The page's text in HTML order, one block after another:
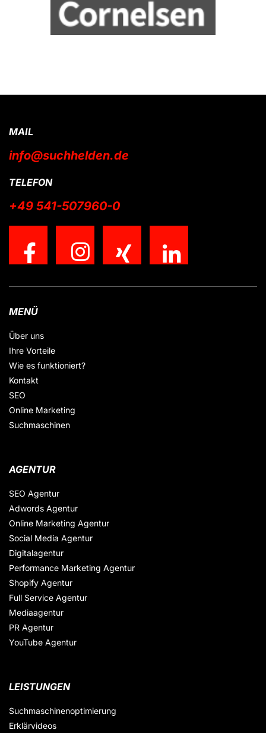
MAIL
info@suchhelden.de
TELEFON
+49 541-507960-0
MENÜ
Über uns
Ihre Vorteile
Wie es funktioniert?
Kontakt
SEO
Online Marketing
Suchmaschinen
AGENTUR
SEO Agentur
Adwords Agentur
Online Marketing Agentur
Social Media Agentur
Digitalagentur
Performance Marketing Agentur
Shopify Agentur
Full Service Agentur
Mediaagentur
PR Agentur
YouTube Agentur
LEISTUNGEN
Suchmaschinenoptimierung
Erklärvideos